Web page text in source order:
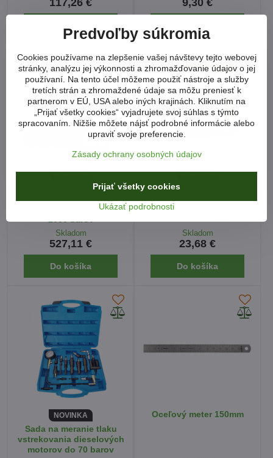
117,26 € 9,30 €
NOVINKA
Sada pre meranie
dieselových motorov do
Skladom
527,11 €
Do košíka
NOVINKA
Sada pre meranie
motorov 0-20 barov
Skladom
23,68 €
Do košíka
NOVINKA
Sada na meranie tlaku
vstrekovania dieselových
motorov do 70 barov
Oceľový meter 150mm
Predvoľby súkromia
Cookies používame na zlepšenie vašej návštevy tejto webovej
stránky, analýzu jej výkonnosti a zhromažďovanie údajov o jej
používaní. Na tento účel môžeme použiť nástroje a služby
tretích strán a zhromaždené údaje sa môžu preniesť k
partnerom v EÚ, USA alebo iných krajinách. Kliknutím na
„Prijať všetky cookies“ vyjadrujete svoj súhlas s týmto
spracovaním. Nižšie môžete nájsť podrobné informácie alebo
upraviť svoje preferencie.
Zásady ochrany osobných údajov
Ukázať podrobnosti
Prijať všetky cookies